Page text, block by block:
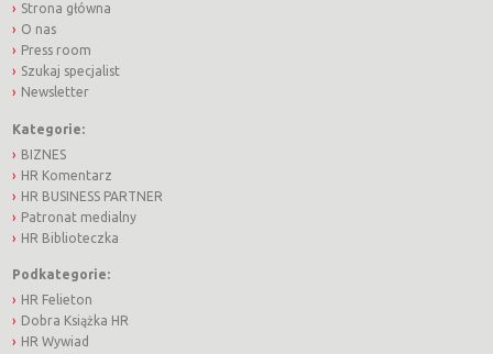
Strona główna
O nas
Press room
Szukaj specjalist
Newsletter
Kategorie:
BIZNES
HR Komentarz
HR BUSINESS PARTNER
Patronat medialny
HR Biblioteczka
Podkategorie:
HR Felieton
Dobra Książka HR
HR Wywiad